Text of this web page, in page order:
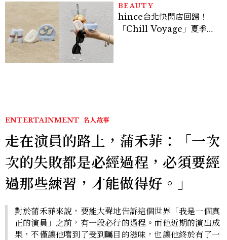
BEAUTY
hince台北快閃店回歸！
「Chill Voyage」夏季限
ENTERTAINMENT 名人故事
走在演員的路上，蒲禾菲：「一次
次的失敗都是必經過程，必須要經
過那些練習，才能做得好。」
對於蒲禾菲來說，要能大聲地告訴這個世界「我是一個真
正的演員」之前，有一段必行的過程。而他近期的演出成
果，不僅讓他嚐到了受到矚目的滋味，也讓他終於有了一